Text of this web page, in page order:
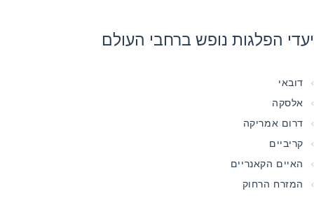
יעדי הפלגות נופש ברחבי העולם
דובאי
אלסקה
דרום אמריקה
קריביים
האיים הקאנריים
המזרח הרחוק